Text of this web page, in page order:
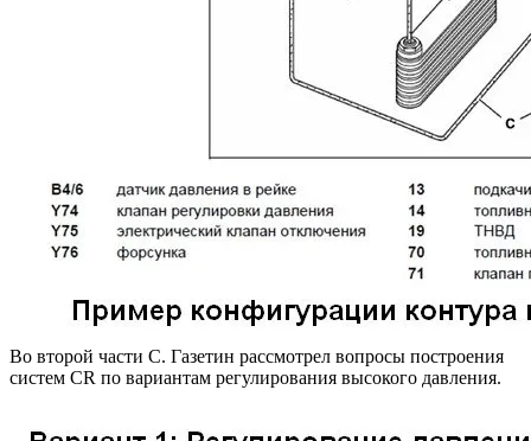
Во второй части С. Газетин рассмотрел вопросы построения
систем CR по вариантам регулирования высокого давления.